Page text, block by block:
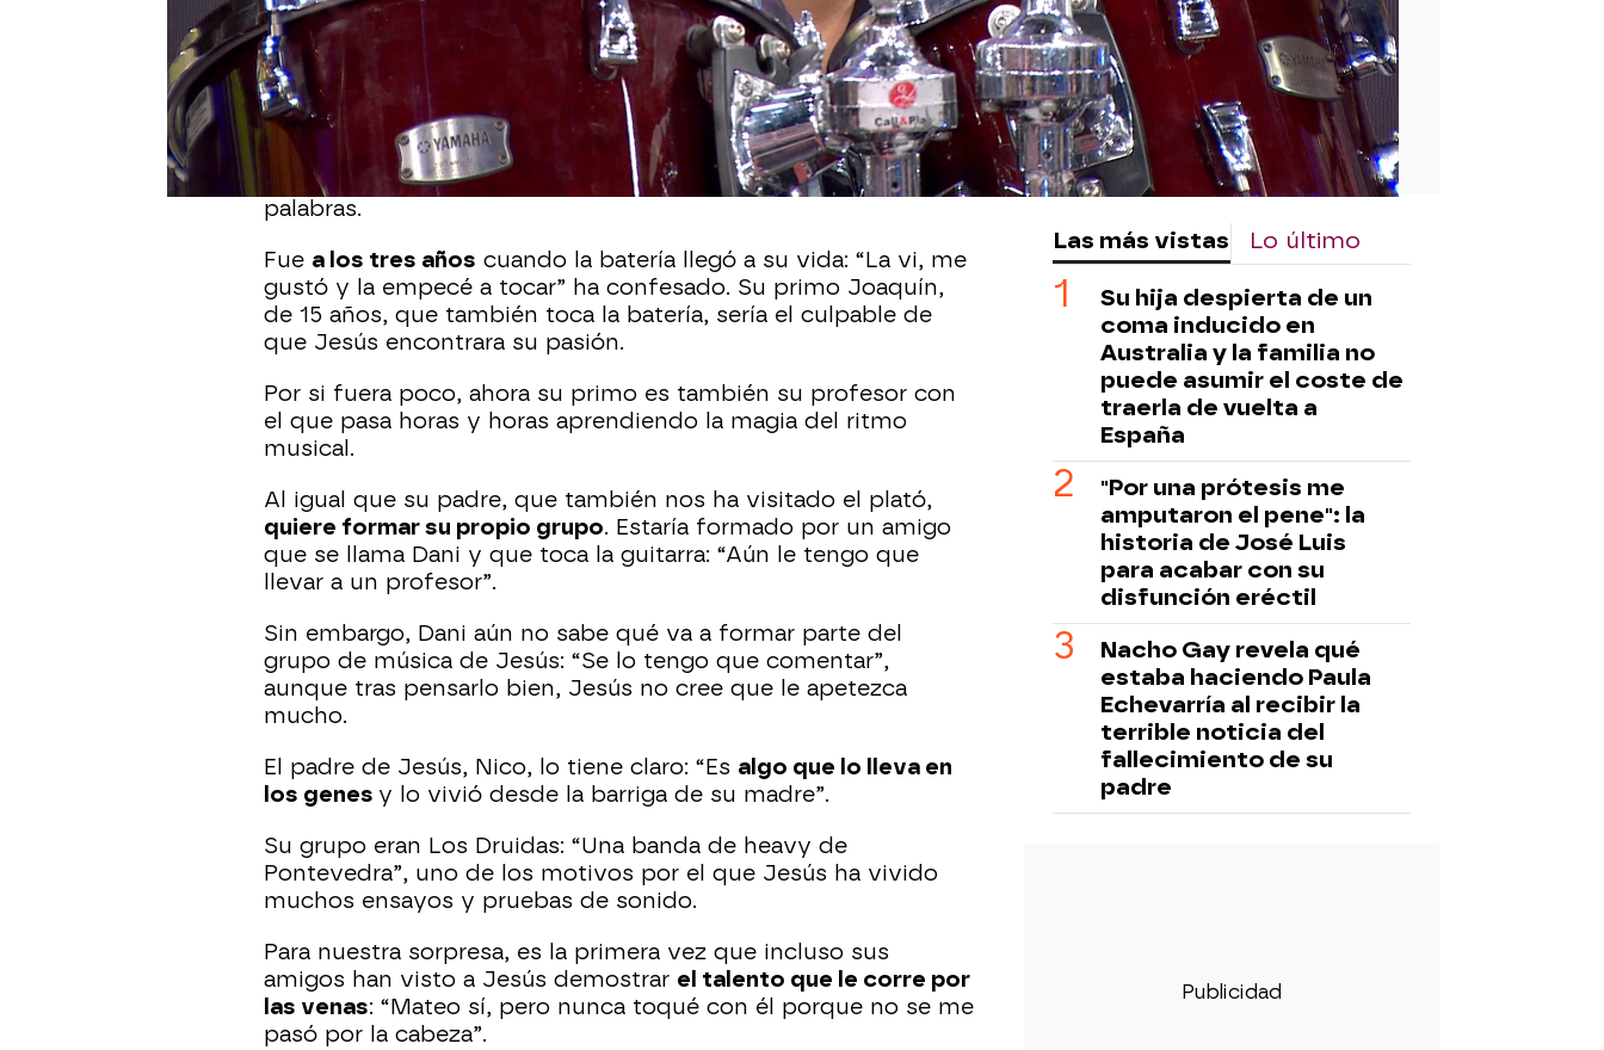
Si alguien nos pregunta si este niño es real, nosotros tampoco
sabríamos qué responder. Con tan solo seis años,Jesús se ha
convertido en un virtuoso de la batería.
Llega el ritmo en las venos y cuando coge las baquetas no hay
nadie que sea capaz de pararle. Ha visitado el plató de Y ahora
Sonsoles y, como suele hacer, ha dejado a todo el mundo sin
palabras.
Fue a los tres años cuando la batería llegó a su vida: “La vi, me
gustó y la empecé a tocar” ha confesado. Su primo Joaquín,
de 15 años, que también toca la batería, sería el culpable de
que Jesús encontrara su pasión.
Por si fuera poco, ahora su primo es también su profesor con
el que pasa horas y horas aprendiendo la magia del ritmo
musical.
Al igual que su padre, que también nos ha visitado el plató,
quiere formar su propio grupo. Estaría formado por un amigo
que se llama Dani y que toca la guitarra: “Aún le tengo que
llevar a un profesor”.
Sin embargo, Dani aún no sabe qué va a formar parte del
grupo de música de Jesús: “Se lo tengo que comentar”,
aunque tras pensarlo bien, Jesús no cree que le apetezca
mucho.
El padre de Jesús, Nico, lo tiene claro: “Es algo que lo lleva en
los genes y lo vivió desde la barriga de su madre”.
Su grupo eran Los Druidas: “Una banda de heavy de
Pontevedra”, uno de los motivos por el que Jesús ha vivido
muchos ensayos y pruebas de sonido.
Para nuestra sorpresa, es la primera vez que incluso sus
amigos han visto a Jesús demostrar el talento que le corre por
las venas: “Mateo sí, pero nunca toqué con él porque no se me
pasó por la cabeza”.
Las más vistas Lo último
Su hija despierta de un
coma inducido en
Australia y la familia no
puede asumir el coste de
traerla de vuelta a
España
"Por una prótesis me
amputaron el pene": la
historia de José Luis
para acabar con su
disfunción eréctil
Nacho Gay revela qué
estaba haciendo Paula
Echevarría al recibir la
terrible noticia del
fallecimiento de su
padre